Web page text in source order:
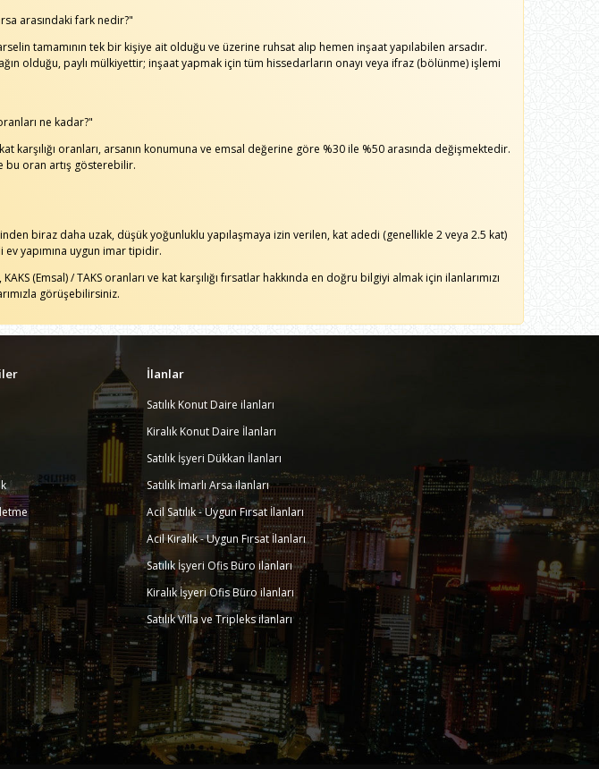
arasındaki fark nedir?"
tamamının tek bir kişiye ait olduğu ve üzerine ruhsat alıp hemen inşaat yapılabilen arsadır.
olduğu, paylı mülkiyettir; inşaat yapmak için tüm hissedarların onayı veya ifraz (bölünme) işlemi
ne kadar?"
karşılığı oranları, arsanın konumuna ve emsal değerine göre %30 ile %50 arasında değişmektedir.
bu oran artış gösterebilir.
biraz daha uzak, düşük yoğunluklu yapılaşmaya izin verilen, kat adedi (genellikle 2 veya 2.5 kat)
ev yapımına uygun imar tipidir.
, KAKS (Emsal) / TAKS oranları ve kat karşılığı fırsatlar hakkında en doğru bilgiyi almak için ilanlarımızı
görüşebilirsiniz.
İlanlar
Satılık Konut Daire ilanları
Kiralık Konut Daire İlanları
Satılık İşyeri Dükkan İlanları
Satılık İmarlı Arsa ilanları
Acil Satılık - Uygun Fırsat İlanları
Acil Kiralık - Uygun Fırsat İlanları
Satılık İşyeri Ofis Büro ilanları
Kiralık İşyeri Ofis Büro ilanları
Satılık Villa ve Tripleks ilanları